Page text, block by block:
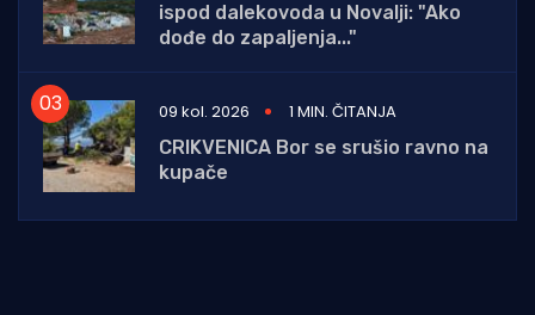
ispod dalekovoda u Novalji: "Ako
dođe do zapaljenja..."
09 kol. 2026
1 MIN. ČITANJA
CRIKVENICA Bor se srušio ravno na
kupače